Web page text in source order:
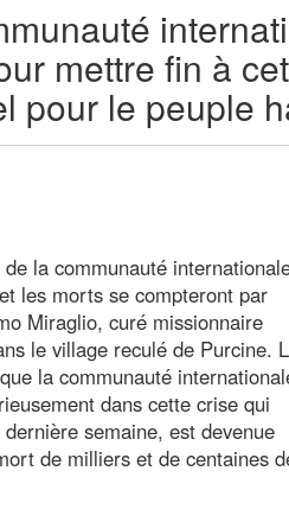
mettre fin à
pour le peuple
la communauté
les morts se compteront par
Miraglio, curé missionnaire
le village reculé de Purcine.
la communauté
dans cette crise qui
semaine, est devenue
de milliers et de centaines